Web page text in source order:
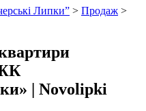
Липки” > Продаж >
| Novolipki